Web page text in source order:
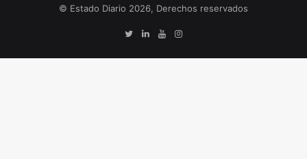
© Estado Diario 2026, Derechos reservados